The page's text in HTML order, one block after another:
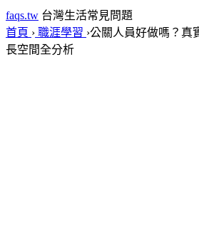
faqs.tw 台灣生活常見問題
首頁 › 職涯學習 ›公關人員好做嗎？真
長空間全分析